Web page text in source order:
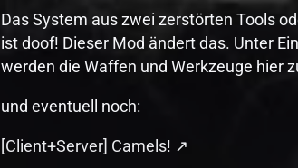
Das System aus zwei zerstörten Tools
ist doof! Dieser Mod ändert das. Unter
werden die Waffen und Werkzeuge hier
und eventuell noch:
[Client+Server] Camels!